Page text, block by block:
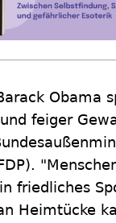
Obama
feiger
friedliches
Heimtücke